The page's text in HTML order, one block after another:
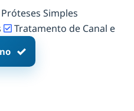
Próteses Simples
Tratamento de Canal e